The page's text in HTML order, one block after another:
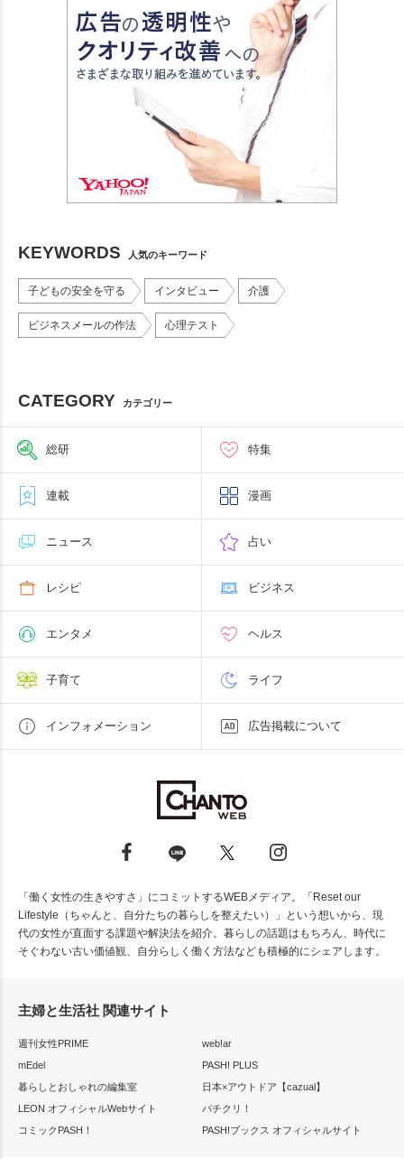
KEYWORDS 人気のキーワード
子どもの安全を守る インタビュー 介護
ビジネスメールの作法 心理テスト
CATEGORY カテゴリー
総研 特集
連載 漫画
ニュース 占い
レシピ ビジネス
エンタメ ヘルス
子育て ライフ
インフォメーション 広告掲載について
「働く女性の生きやすさ」にコミットするWEBメディア。「Reset our
Lifestyle（ちゃんと、自分たちの暮らしを整えたい）」という想いから、現
代の女性が直面する課題や解決法を紹介。暮らしの話題はもちろん、時代に
そぐわない古い価値観、自分らしく働く方法なども積極的にシェアします。
主婦と生活社 関連サイト
週刊女性PRIME
web!ar
mEdel
PASH! PLUS
暮らしとおしゃれの編集室
日本×アウトドア【cazual】
LEON オフィシャルWebサイト
パチクリ！
コミックPASH！
PASH!ブックス オフィシャルサイト